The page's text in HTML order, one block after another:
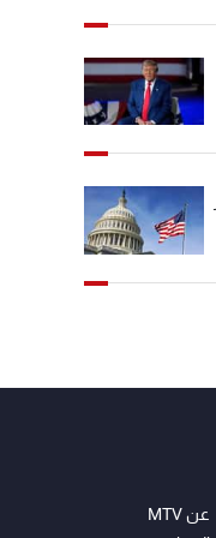
عن MTV